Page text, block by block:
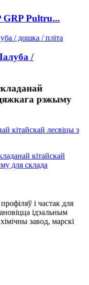
GRP Pultru...
/
рэжыму
і частак для
ідэальным
завод, марскі